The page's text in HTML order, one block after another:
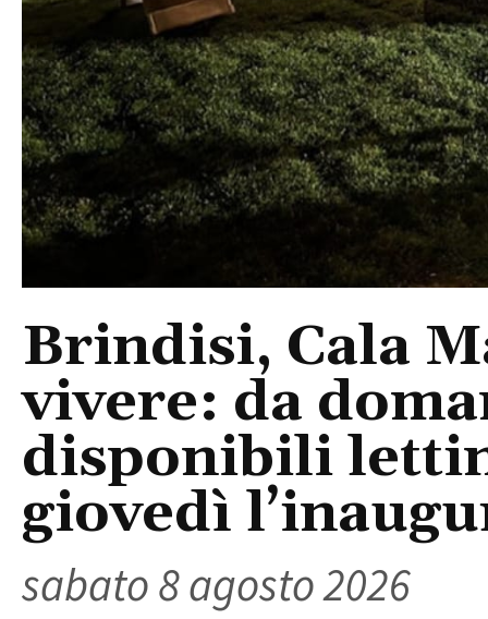
Brindisi, Cala
vivere: da
disponibili
giovedì
sabato 8 agosto 2026